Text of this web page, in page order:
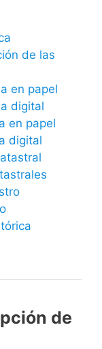
de las
en papel
digital
en papel
digital
de